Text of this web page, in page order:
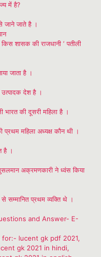
में है?
जाने जाते है ।
शासक की राजधानी ‘ पतीली
जाता है ।
देश है ।
भारत की दूसरी महिला है ।
प्रथम महिला अध्यक्ष कौन थी ।
है ।
अक्रमणकारी ने ध्वंस किया
सम्मानित प्रथम व्यक्ति थे ।
and Answer- E-
for:- lucent gk pdf 2021,
gk 2021 in hindi,